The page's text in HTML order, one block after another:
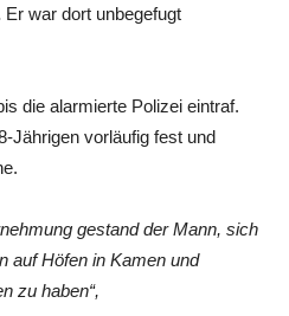
Er war dort unbegefugt
die alarmierte Polizei eintraf.
Jährigen vorläufig fest und
gestand der Mann, sich
auf Höfen in Kamen und
zu haben“,